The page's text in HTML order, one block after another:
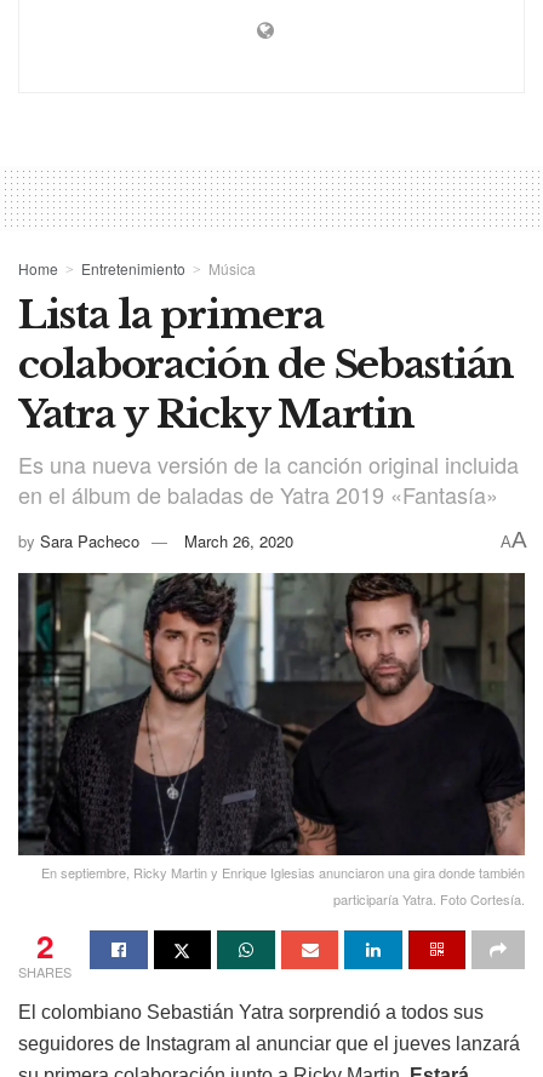
Home Entretenimiento Música
Lista la primera
colaboración de Sebastián
Yatra y Ricky Martin
Es una nueva versión de la canción original incluida
en el álbum de baladas de Yatra 2019 «Fantasía»
by Sara Pacheco March 26, 2020 AA
En septiembre, Ricky Martin y Enrique Iglesias anunciaron una gira donde también
participaría Yatra. Foto Cortesía.
2
SHARES
El colombiano Sebastián Yatra sorprendió a todos sus
seguidores de Instagram al anunciar que el jueves lanzará